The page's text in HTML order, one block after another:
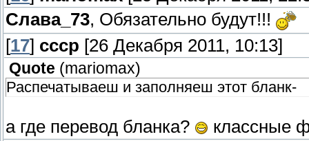
Слава_73, Обязательно будут!!!
[17] ссср [26 Декабря 2011, 10:13]
Quote (mariomax)
Распечатываеш и заполняеш этот бланк-
а где перевод бланка?
классные